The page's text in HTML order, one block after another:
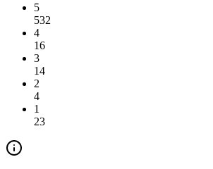
5
532
4
16
3
14
2
4
1
23